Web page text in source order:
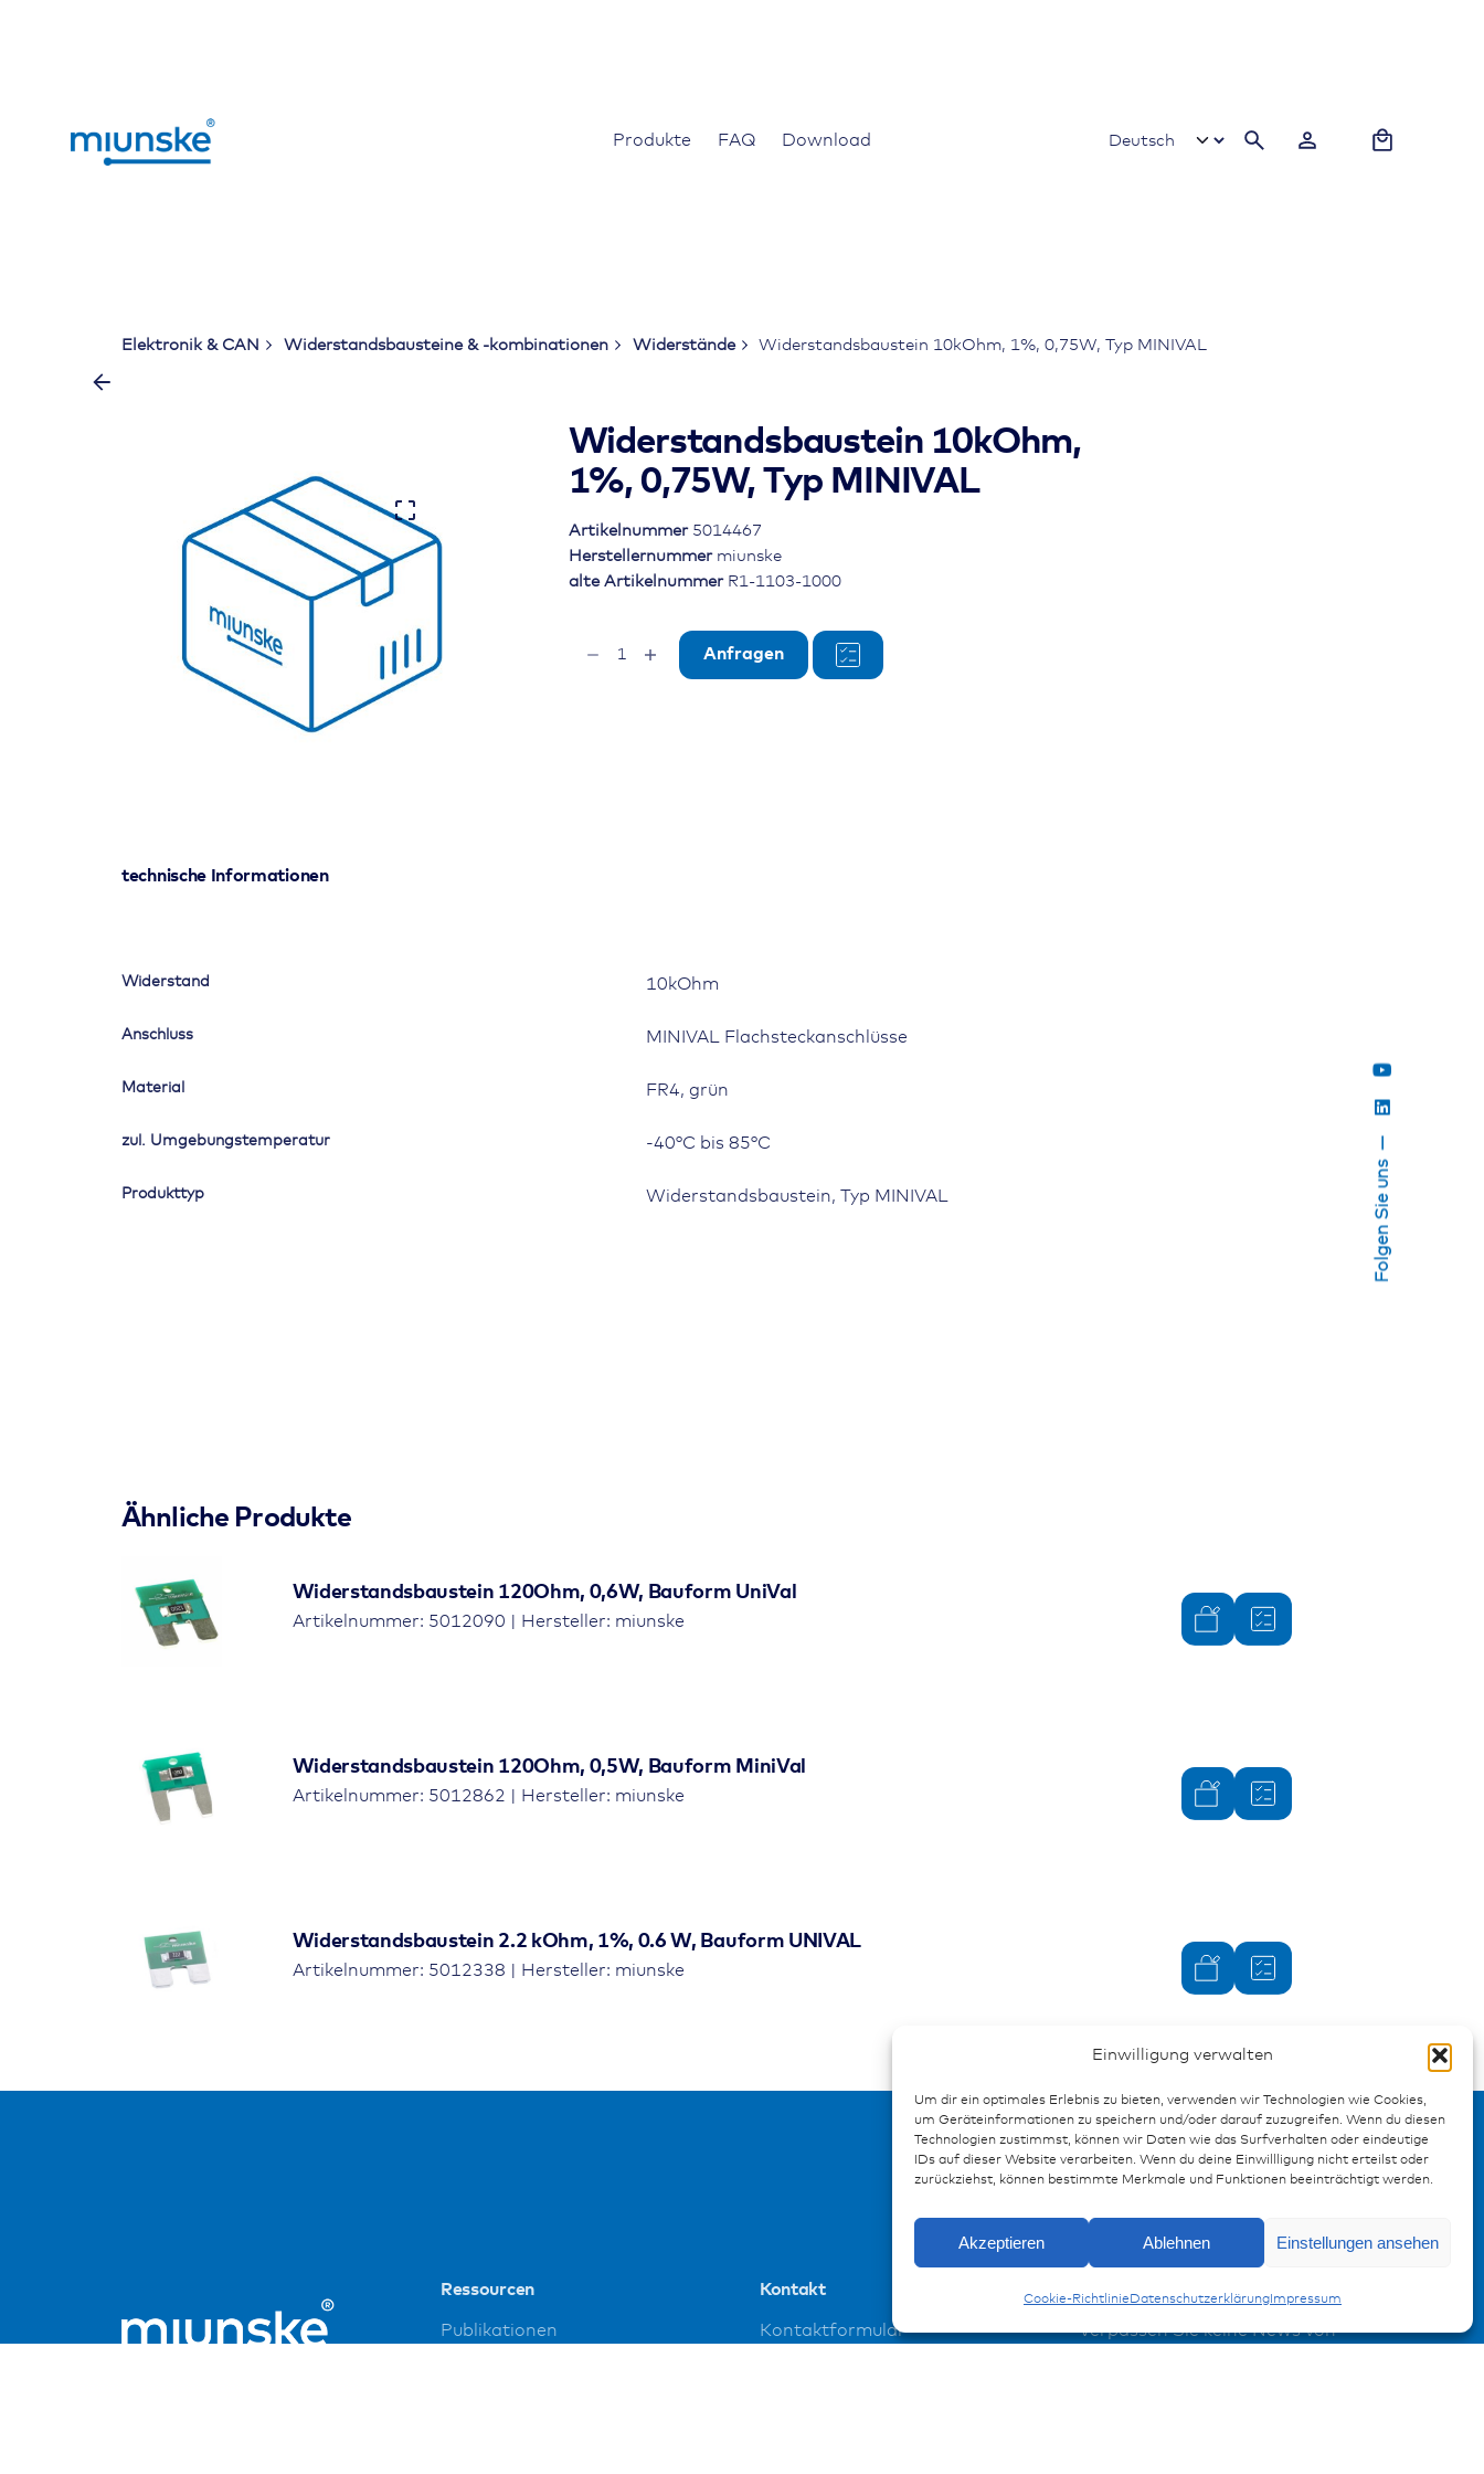
Einwilligung verwalten
Um dir ein optimales Erlebnis zu bieten, verwenden wir Technologien wie Cookies,
um Geräteinformationen zu speichern und/oder darauf zuzugreifen. Wenn du diesen
Technologien zustimmst, können wir Daten wie das Surfverhalten oder eindeutige
IDs auf dieser Website verarbeiten. Wenn du deine Einwillligung nicht erteilst oder
zurückziehst, können bestimmte Merkmale und Funktionen beeinträchtigt werden.
Akzeptieren Ablehnen Einstellungen ansehen
Cookie-Richtlinie DatenschutzerklärungImpressum
Folgen Sie uns
Produkte FAQ Download
Widerstände
Elektronik & CAN Widerstandsbausteine & -kombinationen Widerstände Widerstandsbaustein 10kOhm, 1%, 0,75W, Typ MINIVAL
Widerstandsbaustein 10kOhm,
1%, 0,75W, Typ MINIVAL
alte Artikelnummer R1-1103-1000
Herstellernummer miunske
Artikelnummer 5014467
Widerstandsbaustein
Anfragen
technische Informationen
Widerstand 10kOhm
Anschluss MINIVAL Flachsteckanschlüsse
Material FR4, grün
zul. Umgebungstemperatur -40°C bis 85°C
Produkttyp Widerstandsbaustein, Typ MINIVAL
Ähnliche Produkte
Widerstandsbaustein 120Ohm, 0,6W, Bauform UniVal
Artikelnummer: 5012090 | Hersteller: miunske
Widerstandsbaustein 120Ohm, 0,5W, Bauform MiniVal
Artikelnummer: 5012862 | Hersteller: miunske
Widerstandsbaustein 2.2 kOhm, 1%, 0.6 W, Bauform UNIVAL
Artikelnummer: 5012338 | Hersteller: miunske
Ressourcen
Publikationen
Kontakt
Kontaktformular
Anmeldung Produktinformation
Verpassen Sie keine News von